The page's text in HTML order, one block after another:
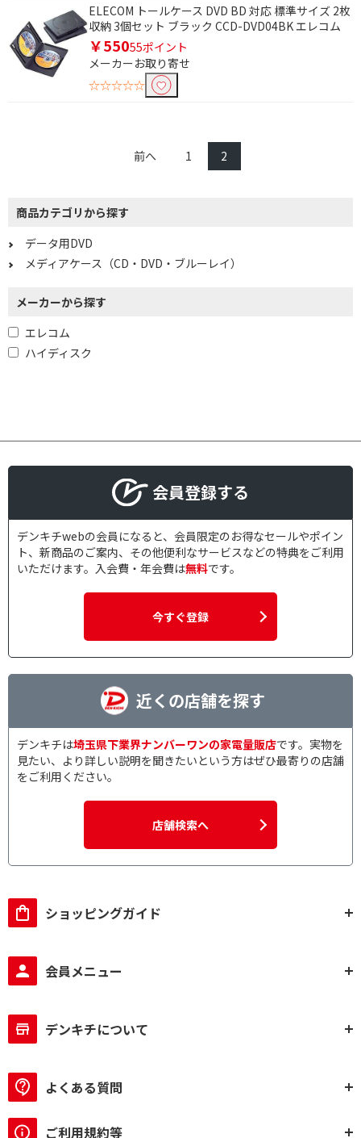
ELECOM トールケース DVD BD 対応 標準サイズ 2枚
収納 3個セット ブラック CCD-DVD04BK エレコム
￥55055ポイント
メーカーお取り寄せ
☆☆☆☆☆
前へ 1 2
商品カテゴリから探す
データ用DVD
メディアケース（CD・DVD・ブルーレイ）
メーカーから探す
エレコム
ハイディスク
会員登録する
デンキチwebの会員になると、会員限定のお得なセールやポイン
ト、新商品のご案内、その他便利なサービスなどの特典をご利用
いただけます。入会費・年会費は無料です。
今すぐ登録
近くの店舗を探す
デンキチは埼玉県下業界ナンバーワンの家電量販店です。実物を
見たい、より詳しい説明を聞きたいという方はぜひ最寄りの店舗
をご利用ください。
店舗検索へ
ショッピングガイド
会員メニュー
デンキチについて
よくある質問
ご利用規約等